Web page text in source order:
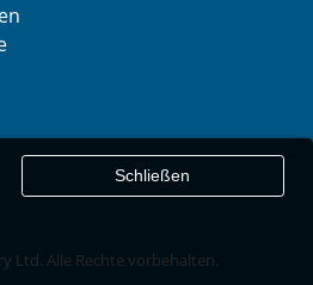
Ltd. Alle Rechte vorbehalten.
Schließen